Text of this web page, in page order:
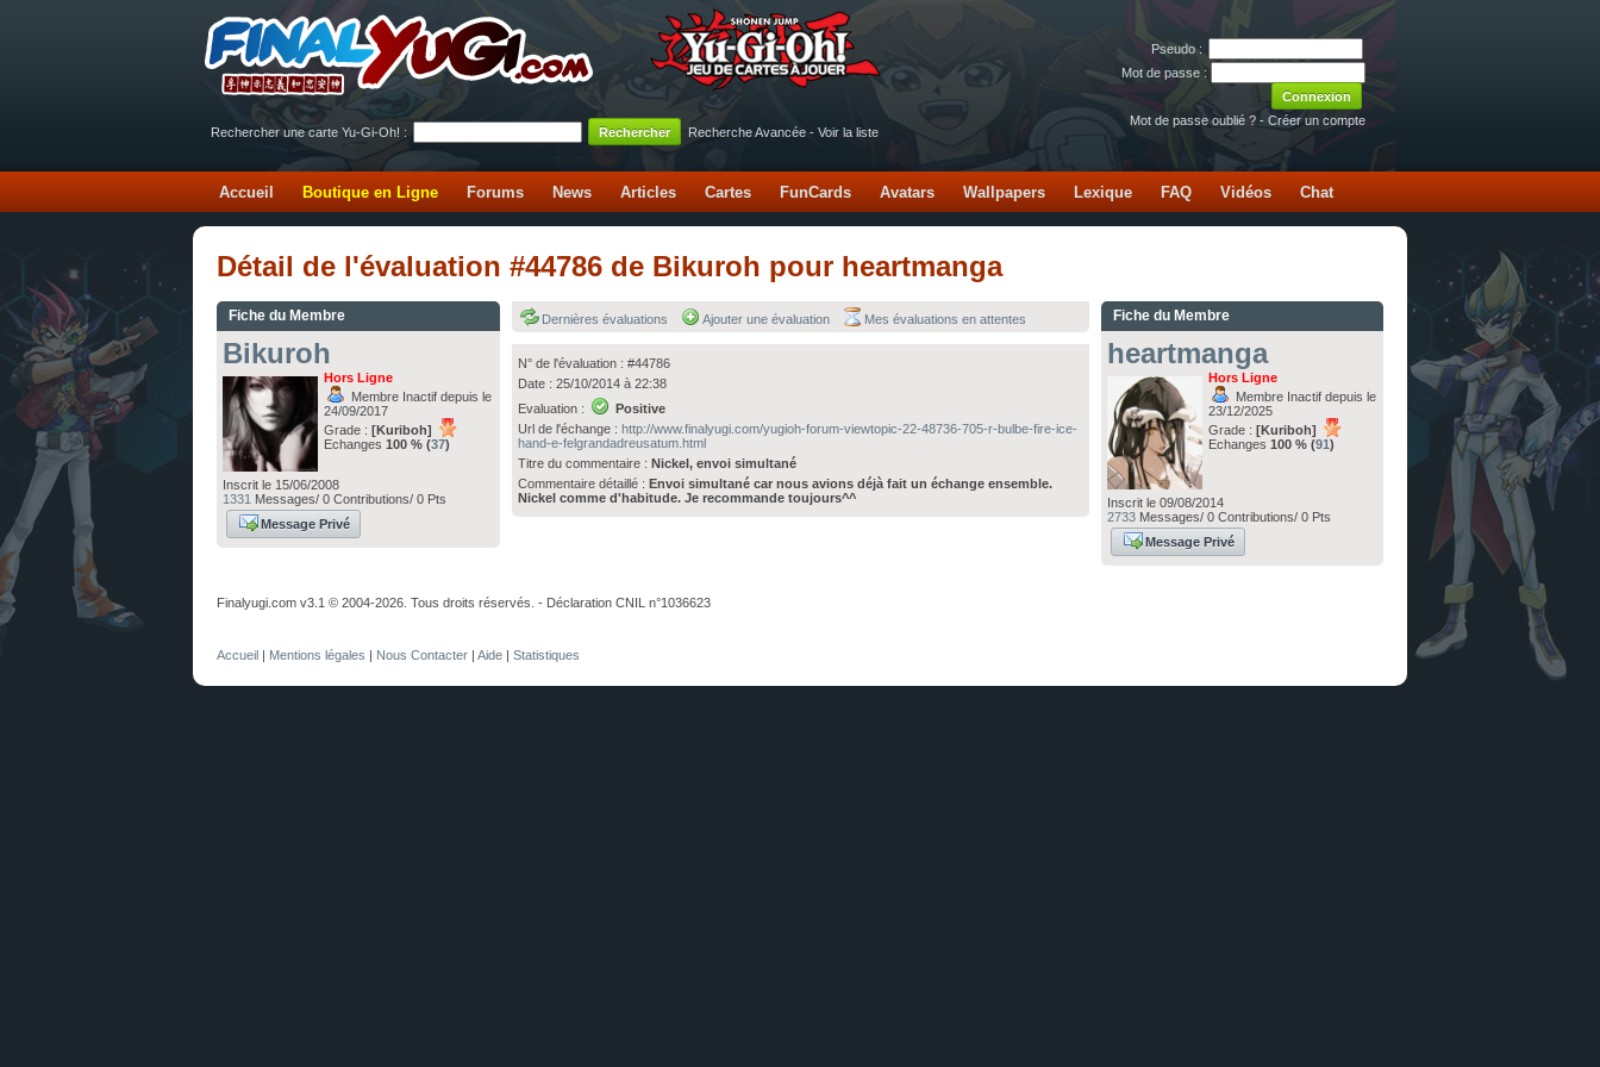
Pseudo :
Mot de passe :
Mot de passe oublié ? - Créer un compte
Rechercher une carte Yu-Gi-Oh! :
Recherche Avancée - Voir la liste
Accueil Boutique en Ligne Forums News Articles Cartes FunCards Avatars Wallpapers Lexique FAQ Vidéos Chat
Détail de l'évaluation #44786 de Bikuroh pour heartmanga
Fiche du Membre
Bikuroh
Hors Ligne
Membre Inactif depuis le
24/09/2017
Grade : [Kuriboh]
Echanges 100 % (37)
Inscrit le 15/06/2008
1331 Messages/ 0 Contributions/ 0 Pts
Message Privé
Dernières évaluations Ajouter une évaluation Mes évaluations en attentes
N° de l'évaluation : #44786
Date : 25/10/2014 à 22:38
Evaluation :
Positive
Url de l'échange : http://www.finalyugi.com/yugioh-forum-viewtopic-22-48736-705-r-bulbe-fire-ice-
hand-e-felgrandadreusatum.html
Titre du commentaire : Nickel, envoi simultané
Commentaire détaillé : Envoi simultané car nous avions déjà fait un échange ensemble.
Nickel comme d'habitude. Je recommande toujours^^
Fiche du Membre
heartmanga
Hors Ligne
Membre Inactif depuis le
23/12/2025
Grade : [Kuriboh]
Echanges 100 % (91)
Inscrit le 09/08/2014
2733Messages/ 0 Contributions/ 0 Pts
Message Privé
Finalyugi.com v3.1 © 2004-2026. Tous droits réservés. - Déclaration CNIL n°1036623
Accueil | Mentions légales | Nous Contacter | Aide | Statistiques